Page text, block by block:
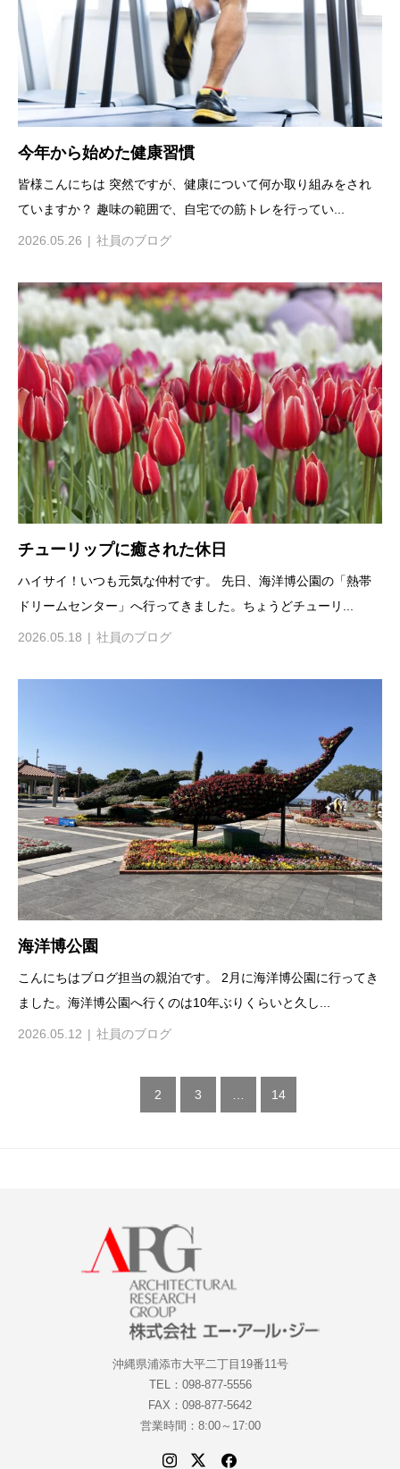
今年から始めた健康習慣
皆様こんにちは 突然ですが、健康について何か取り組みをされ
ていますか？ 趣味の範囲で、自宅での筋トレを行ってい...
2026.05.26 社員のブログ
チューリップに癒された休日
ハイサイ！いつも元気な仲村です。 先日、海洋博公園の「熱帯
ドリームセンター」へ行ってきました。ちょうどチューリ...
2026.05.18 社員のブログ
海洋博公園
こんにちはブログ担当の親泊です。 2月に海洋博公園に行ってき
ました。海洋博公園へ行くのは10年ぶりくらいと久し...
2026.05.12 社員のブログ
2 3 14
沖縄県浦添市大平二丁目19番11号
TEL：098-877-5556
FAX：098-877-5642
営業時間：8:00～17:00